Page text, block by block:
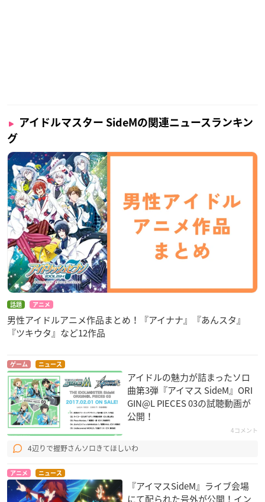
アイドルマスター SideMの関連ニュースランキン
グ
話題 アニメ
男性アイドルアニメ作品まとめ！『アイナナ』『あんスタ』
『ツキウタ』など12作品
ゲーム ニュース
アイドルの魅力が詰まったソロ
曲第3弾『アイマス SideM』ORI
GIN@L PIECES 03の試聴動画が
公開！
4コメント
4辺りで握野さんソロきてほしいわ
アニメ ニュース
『アイマスSideM』ライブ会場
にて配られた号外が公開！イン